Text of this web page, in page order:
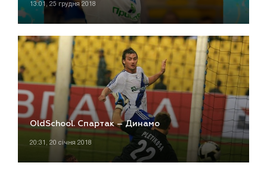
13:01, 25 грудня 2018
OldSchool. Спартак – Динамо
20:31, 20 січня 2018